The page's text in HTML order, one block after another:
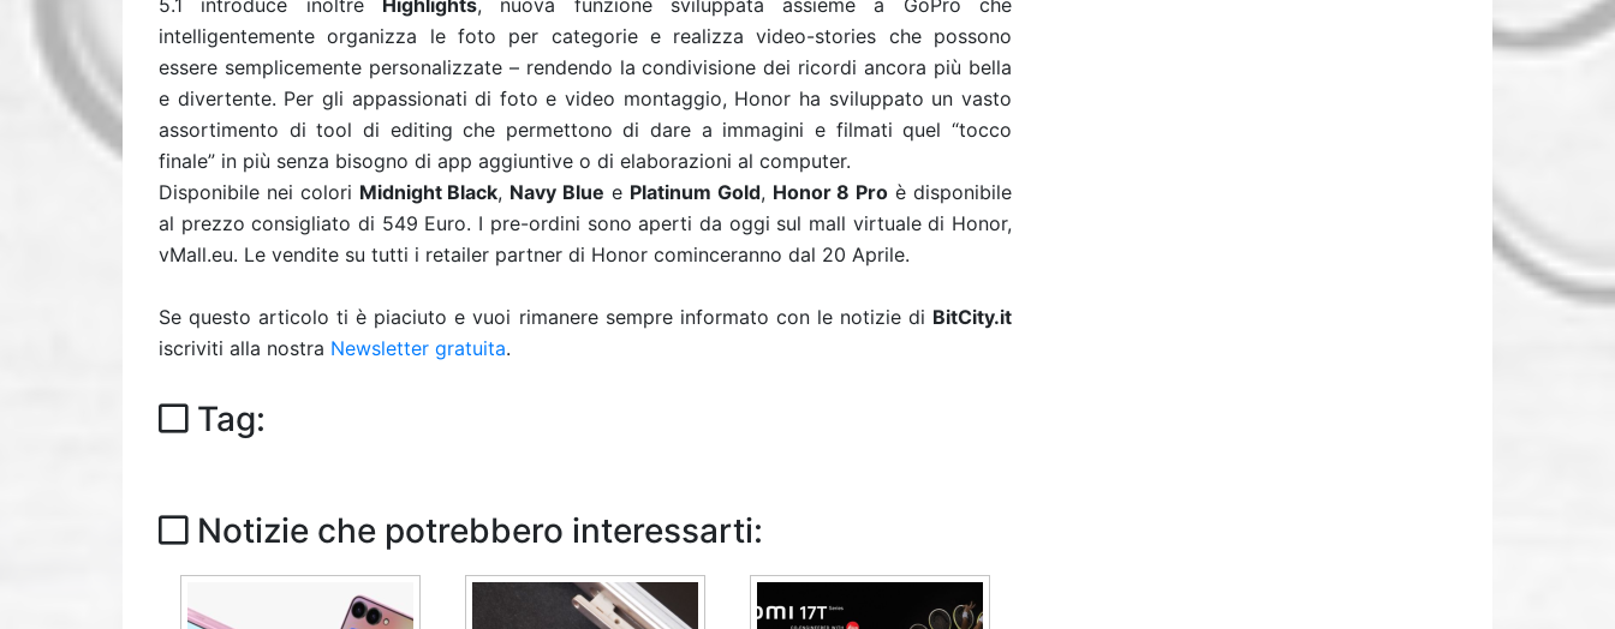
5.1 introduce inoltre Highlights, nuova funzione sviluppata assieme a GoPro che
intelligentemente organizza le foto per categorie e realizza video-stories che possono
essere semplicemente personalizzate – rendendo la condivisione dei ricordi ancora più bella
e divertente. Per gli appassionati di foto e video montaggio, Honor ha sviluppato un vasto
assortimento di tool di editing che permettono di dare a immagini e filmati quel “tocco
finale” in più senza bisogno di app aggiuntive o di elaborazioni al computer.
Disponibile nei colori Midnight Black, Navy Blue e Platinum Gold, Honor 8 Pro è disponibile
al prezzo consigliato di 549 Euro. I pre-ordini sono aperti da oggi sul mall virtuale di Honor,
vMall.eu. Le vendite su tutti i retailer partner di Honor cominceranno dal 20 Aprile.
Se questo articolo ti è piaciuto e vuoi rimanere sempre informato con le notizie di BitCity.it
iscriviti alla nostra Newsletter gratuita.
Tag:
Notizie che potrebbero interessarti: